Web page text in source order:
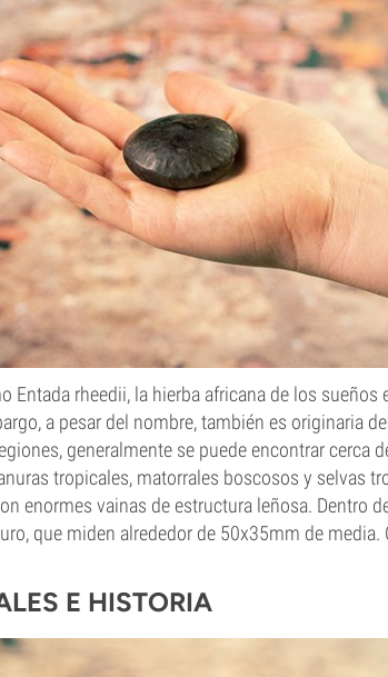
Entada rheedii, la hierba africana de los sueños
a pesar del nombre, también es originaria
generalmente se puede encontrar cerca
tropicales, matorrales boscosos y selvas
enormes vainas de estructura leñosa. Dentro
que miden alrededor de 50x35mm de
E HISTORIA